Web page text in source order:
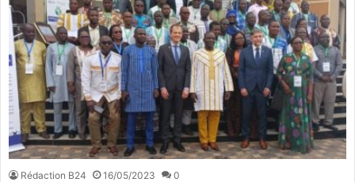
Rédaction B24 16/05/2023 0